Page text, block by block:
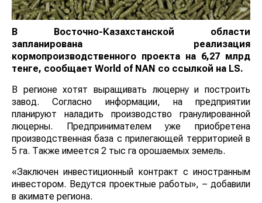
В Восточно-Казахстанской области
запланирована реализация
кормопроизводственного проекта на 6,27 млрд
тенге, сообщает World of NAN со ссылкой на LS.
В регионе хотят выращивать люцерну и построить
завод. Согласно информации, на предприятии
планируют наладить производство гранулированной
люцерны. Предпринимателем уже приобретена
производственная база с прилегающей территорией в
5 га. Также имеется 2 тыс га орошаемых земель.
«Заключен инвестиционный контракт с иностранным
инвестором. Ведутся проектные работы», – добавили
в акимате региона.